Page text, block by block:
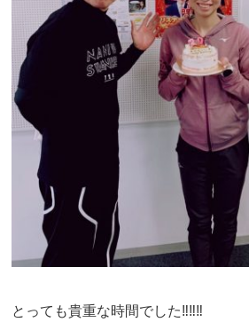
とっても貴重な時間でした‼︎‼︎‼︎